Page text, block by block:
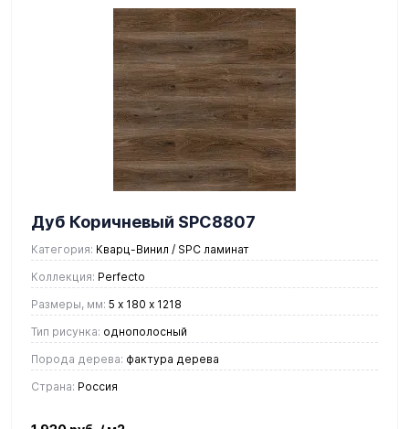
Дуб Коричневый SPC8807
Категория: Кварц-Винил / SPC ламинат
Коллекция: Perfecto
Размеры, мм: 5 х 180 х 1218
Тип рисунка: однополосный
Порода дерева: фактура дерева
Страна: Россия